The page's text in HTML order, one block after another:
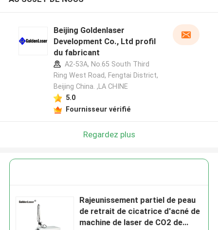
Beijing Goldenlaser
Development Co., Ltd profil
du fabricant
A2-53A, No.65 South Third
Ring West Road, Fengtai District,
Beijing China. ,LA CHINE
5.0
Fournisseur vérifié
Regardez plus
Rajeunissement partiel de peau
de retrait de cicatrice d'acné de
machine de laser de CO2 de